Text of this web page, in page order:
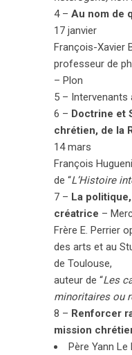
4 – Au nom de
17 janvier
François-Xavier
professeur de
– Plon
5 – Intervenants
6 – Doctrine et
chrétien, de la
14 mars
François
de “L’Histoire
7 – La
créatrice –
Frère E. Perrier
des arts et au
de Toulouse,
auteur de “Les
minoritaires ou
8 – Renforcer
mission
Père Yann